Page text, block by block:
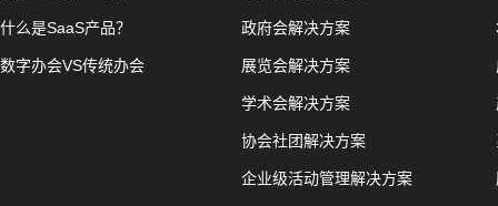
什么是SaaS产品？
数字办会VS传统办会
政府会解决方案
展览会解决方案
学术会解决方案
协会社团解决方案
企业级活动管理解决方案